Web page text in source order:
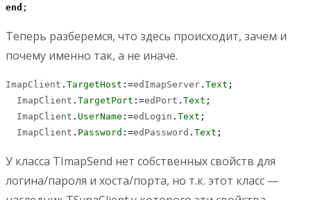
end ;
Теперь разберемся, что здесь происходит, зачем и
почему именно так, а не иначе.
ImapClient . TargetHost : =edImapServer . Text ;
  ImapClient
. TargetPort : =edPort . Text ;
  ImapClient
. UserName : =edLogin . Text ;
  ImapClient
. Password : =edPassword . Text ;
У класса TImapSend нет собственных свойств для
логина/пароля и хоста/порта, но т.к. этот класс —